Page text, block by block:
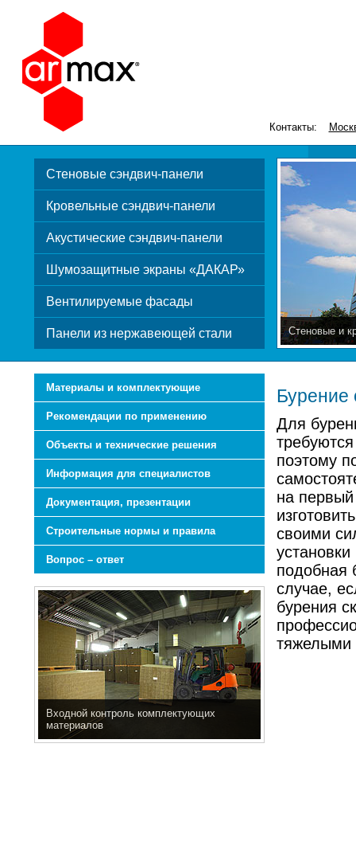
Контакты:
Стеновые сэндвич-панели
Кровельные сэндвич-панели
Акустические сэндвич-панели
Шумозащитные экраны «ДАКАР»
Вентилируемые фасады
Панели из нержавеющей стали Стеновые и
Материалы и комплектующие
Рекомендации по применению
Объекты и технические решения
Информация для специалистов
Документация, презентации
Строительные нормы и правила
Вопрос – ответ
Входной контроль комплектующих
материалов
Бурение
Для
поэтому
на
своими
подобная
случае,
бурения
тяжелыми